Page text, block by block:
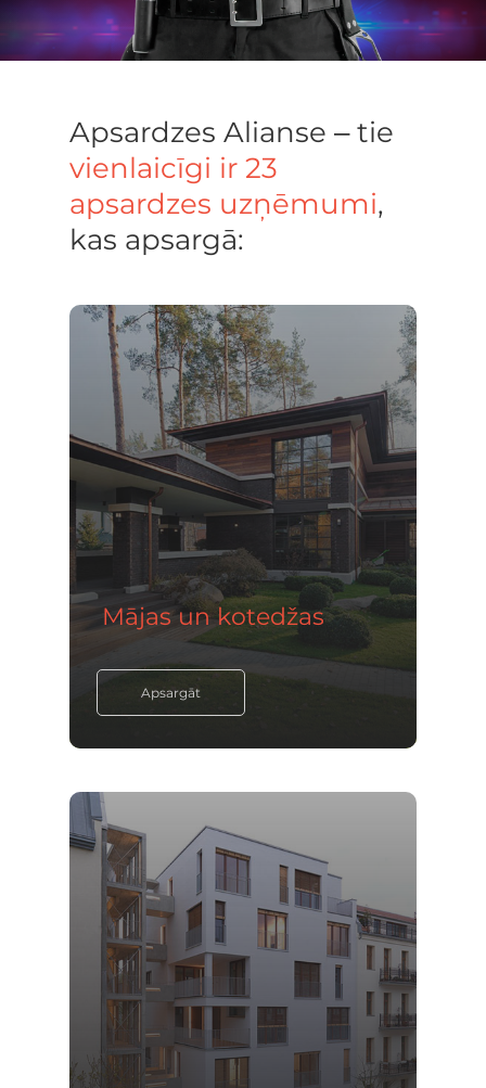
Apsardzes Alianse ‒ tie
vienlaicīgi ir 23
apsardzes uzņēmumi,
kas apsargā:
Mājas un kotedžas
Apsargāt